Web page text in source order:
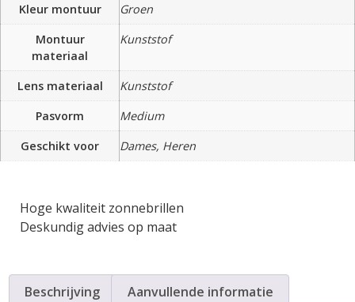
Kleur montuur
Groen
Montuur
materiaal
Kunststof
Lens materiaal
Kunststof
Pasvorm
Medium
Geschikt voor
Dames, Heren
Hoge kwaliteit zonnebrillen
Deskundig advies op maat
Beschrijving Aanvullende informatie